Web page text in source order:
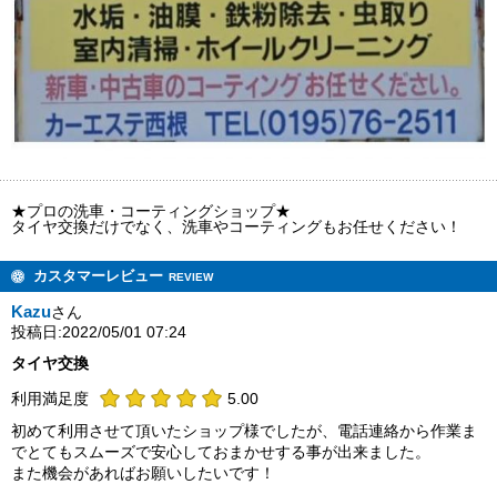
★プロの洗車・コーティングショップ★
タイヤ交換だけでなく、洗車やコーティングもお任せください！
カスタマーレビュー REVIEW
Kazuさん
投稿日:2022/05/01 07:24
タイヤ交換
利用満足度
5.00
初めて利用させて頂いたショップ様でしたが、電話連絡から作業ま
でとてもスムーズで安心しておまかせする事が出来ました。
また機会があればお願いしたいです！